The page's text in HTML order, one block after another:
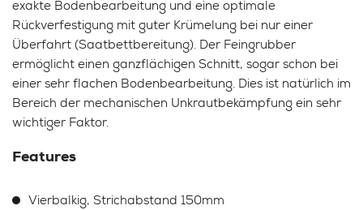
exakte Bodenbearbeitung und eine optimale
Rückverfestigung mit guter Krümelung bei nur einer
Überfahrt (Saatbettbereitung). Der Feingrubber
ermöglicht einen ganzflächigen Schnitt, sogar schon bei
einer sehr flachen Bodenbearbeitung. Dies ist natürlich im
Bereich der mechanischen Unkrautbekämpfung ein sehr
wichtiger Faktor.
Features
Vierbalkig, Strichabstand 150mm